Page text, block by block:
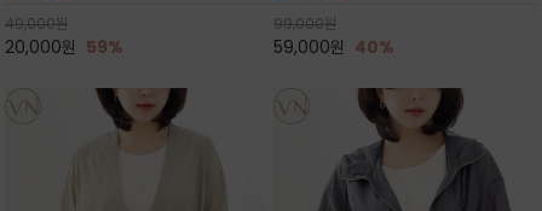
49,000원
20,000원 59%
99,000원
59,000원 40%